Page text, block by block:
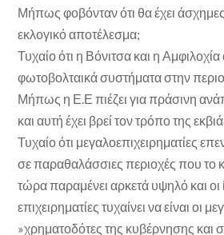
Μήπως φοβόνταν ότι θα έχει
εκλογικό αποτέλεσμα;
Τυχαίο ότι η Βόνιτσα και η
φωτοβολταικά συστήματα στην
Μήπως η Ε.Ε πιέζει για πράσινη
και αυτή έχει βρεί τον τρόπο της
Τυχαίο ότι μεγαλοεπιχειρηματίες
σε παραθαλάσσιες περιοχές που το
τώρα παραμένει αρκετά υψηλό και οι
επιχειρηματίες τυχαίνει να είναι οι
»χρηματοδότες της κυβέρνησης και